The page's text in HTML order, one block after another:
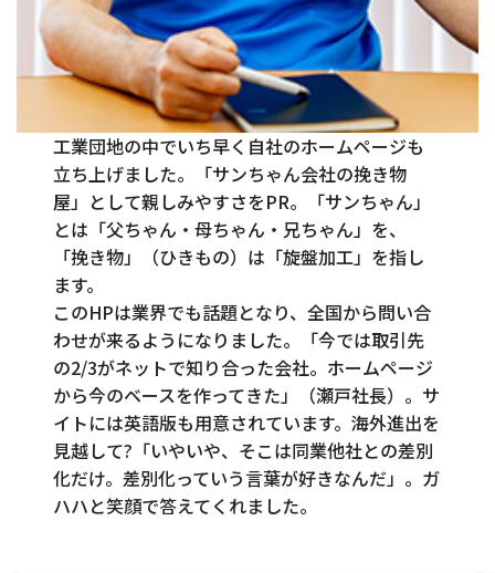
工業団地の中でいち早く自社のホームページも
立ち上げました。「サンちゃん会社の挽き物
屋」として親しみやすさをPR。「サンちゃん」
とは「父ちゃん・母ちゃん・兄ちゃん」を、
「挽き物」（ひきもの）は「旋盤加工」を指し
ます。
このHPは業界でも話題となり、全国から問い合
わせが来るようになりました。「今では取引先
の2/3がネットで知り合った会社。ホームページ
から今のベースを作ってきた」（瀬戸社長）。サ
イトには英語版も用意されています。海外進出を
見越して?「いやいや、そこは同業他社との差別
化だけ。差別化っていう言葉が好きなんだ」。ガ
ハハと笑顔で答えてくれました。